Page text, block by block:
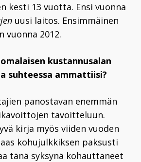
kesti 13 vuotta. Ensi vuonna
uusi laitos. Ensimmäinen
vuonna 2012.
kustannusalan
suhteessa ammattiisi?
panostavan enemmän
tavoitteluun.
kirja myös viiden vuoden
kohujulkkiksen paksusti
tänä syksynä kohauttaneet